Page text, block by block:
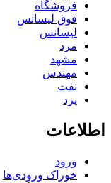
فروشگاه
فوق لیسانس
لیسانس
مرد
مشهد
مهندس
نفت
یزد
اطلاعات
ورود
خوراک ورودی‌ها